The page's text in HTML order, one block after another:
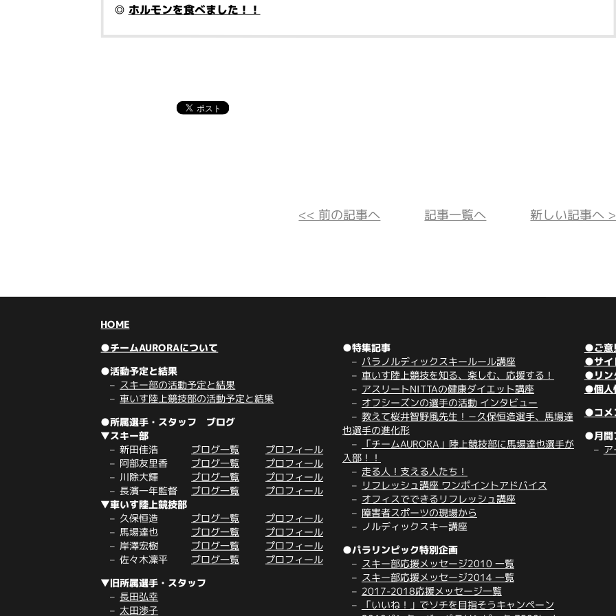
◎ ホルモンを食べました！！
<< 前の記事へ 記事一覧へ 新しい記事へ
HOME
●チームAURORAについて
●活動予定と結果
スキー部の活動予定と結果
車いす陸上競技部の活動予定と結果
●所属選手・スタッフ ブログ
▼スキー部
新田佳浩 ブログ一覧 プロフィール
阿部友里香 ブログ一覧 プロフィール
川除大輝 ブログ一覧
プロフィール
長濱一年監督
ブログ一覧 プロフィール
▼車いす陸上競技部
久保恒造 ブログ一覧 プロフィール
馬場達也 ブログ一覧 プロフィール
岸澤宏樹 ブログ一覧 プロフィール
佐々木凜平 ブログ一覧 プロフィール
▼旧所属選手・スタッフ
長田弘幸
太田渉子
●特集記事
パラノルディックスキールール講座
車いす陸上競技を知る、楽しむ、応援する！
アスリートNITTAの健康ダイエット講座
オフシーズンの選手の活動 インタビュー
教えて桜井智野風先生！－久保恒造選手、馬場達
也選手の進化形
「チームAURORA」陸上競技部に馬場達也選手が
入部！！
走る人！支える人たち！
リフレッシュ講座 ワンポイントアドバイス
オフィスでできるリフレッシュ講座
障害者スポーツの現場から
ノルディックスキー講座
●パラリンピック特別企画
スキー部応援メッセージ2010 一覧
スキー部応援メッセージ2014 一覧
2017-2018応援メッセージ一覧
「いいね！」でソチを目指そうキャンペーン
●ご意
●サイ
●リン
●個人
●コメ
●月間